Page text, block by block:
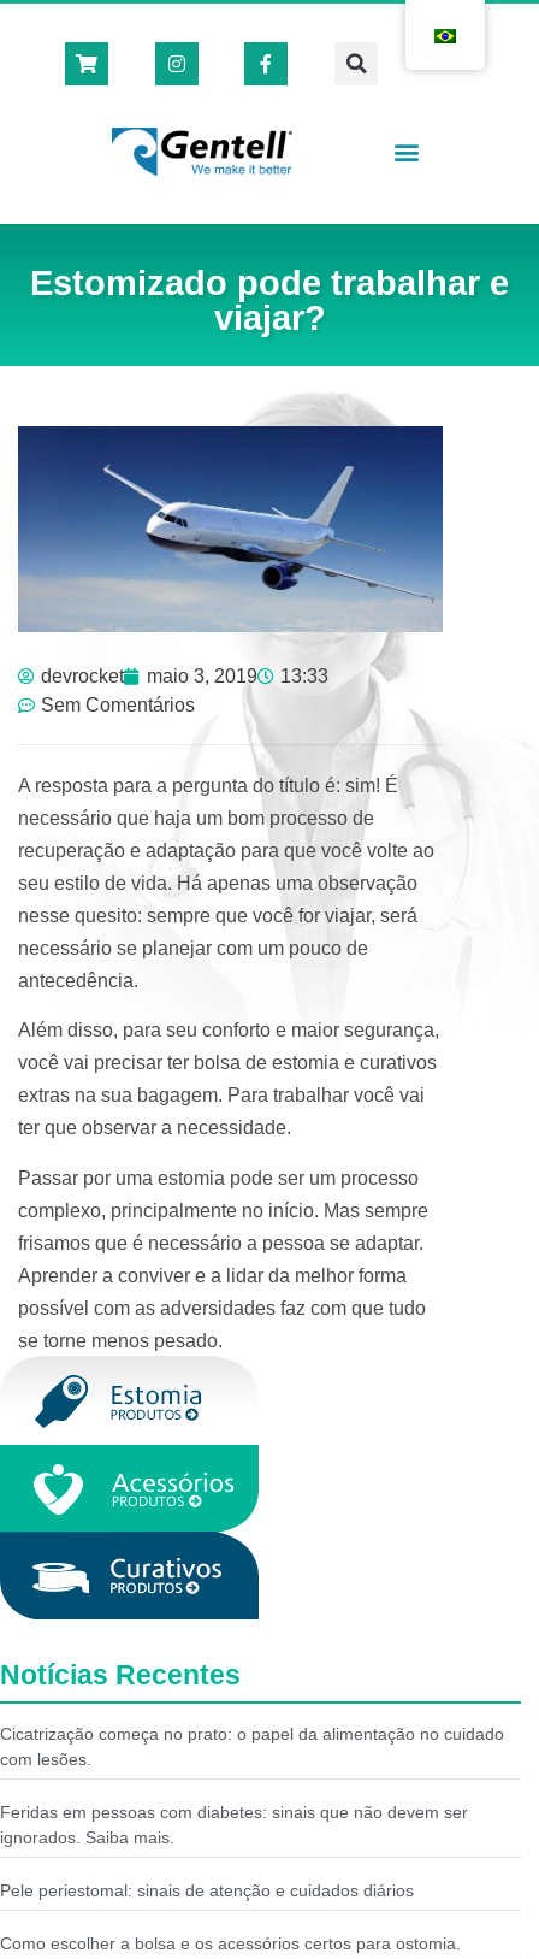
Estomizado pode trabalhar e
viajar?
devrocket maio 3, 2019
13:33
Sem Comentários
A resposta para a pergunta do título é: sim! É
necessário que haja um bom processo de
recuperação e adaptação para que você volte ao
seu estilo de vida. Há apenas uma observação
nesse quesito: sempre que você for viajar, será
necessário se planejar com um pouco de
antecedência.
Além disso, para seu conforto e maior segurança,
você vai precisar ter bolsa de estomia e curativos
extras na sua bagagem. Para trabalhar você vai
ter que observar a necessidade.
Passar por uma estomia pode ser um processo
complexo, principalmente no início. Mas sempre
frisamos que é necessário a pessoa se adaptar.
Aprender a conviver e a lidar da melhor forma
possível com as adversidades faz com que tudo
se torne menos pesado.
Notícias Recentes
Cicatrização começa no prato: o papel da alimentação no cuidado
com lesões.
Feridas em pessoas com diabetes: sinais que não devem ser
ignorados. Saiba mais.
Pele periestomal: sinais de atenção e cuidados diários
Como escolher a bolsa e os acessórios certos para ostomia.